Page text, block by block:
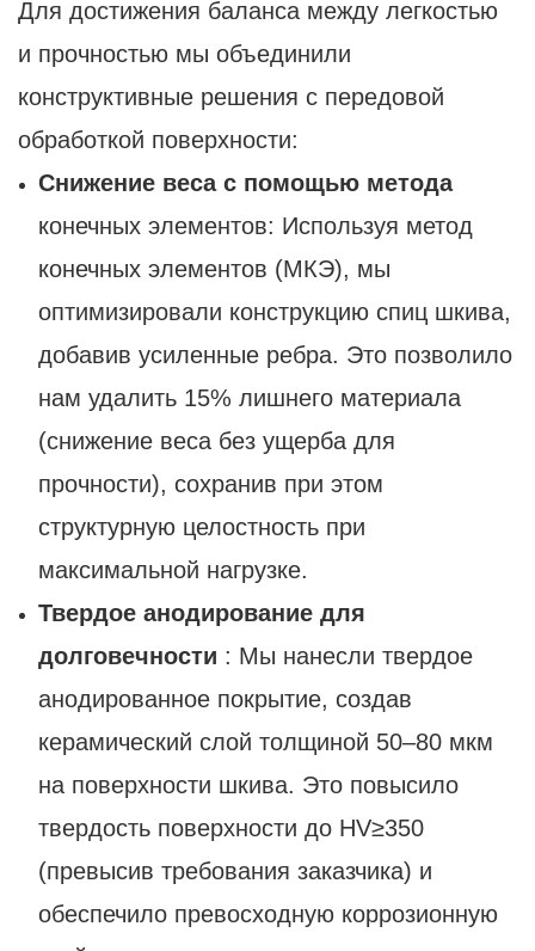
Для достижения баланса между легкостью
и прочностью мы объединили
конструктивные решения с передовой
обработкой поверхности:
Снижение веса с помощью метода
конечных элементов: Используя метод
конечных элементов (МКЭ), мы
оптимизировали конструкцию спиц шкива,
добавив усиленные ребра. Это позволило
нам удалить 15% лишнего материала
(снижение веса без ущерба для
прочности), сохранив при этом
структурную целостность при
максимальной нагрузке.
Твердое анодирование для
долговечности : Мы нанесли твердое
анодированное покрытие, создав
керамический слой толщиной 50–80 мкм
на поверхности шкива. Это повысило
твердость поверхности до HV≥350
(превысив требования заказчика) и
обеспечило превосходную коррозионную